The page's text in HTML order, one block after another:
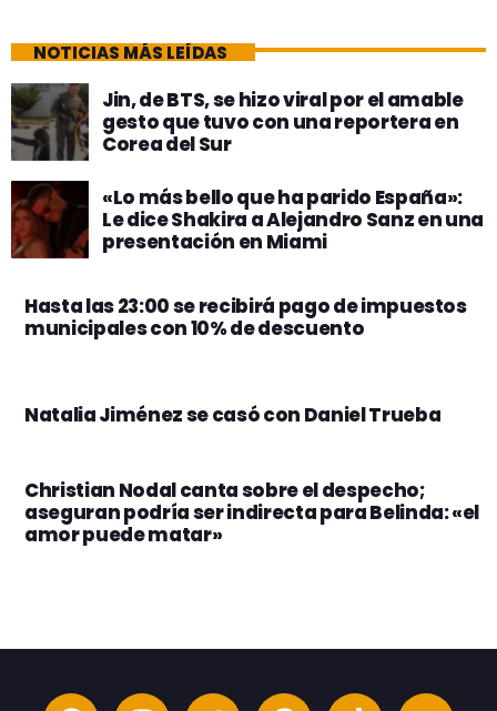
NOTICIAS MÁS LEÍDAS
Jin, de BTS, se hizo viral por el amable
gesto que tuvo con una reportera en
Corea del Sur
«Lo más bello que ha parido España»:
Le dice Shakira a Alejandro Sanz en una
presentación en Miami
Hasta las 23:00 se recibirá pago de impuestos
municipales con 10% de descuento
Natalia Jiménez se casó con Daniel Trueba
Christian Nodal canta sobre el despecho;
aseguran podría ser indirecta para Belinda: «el
amor puede matar»